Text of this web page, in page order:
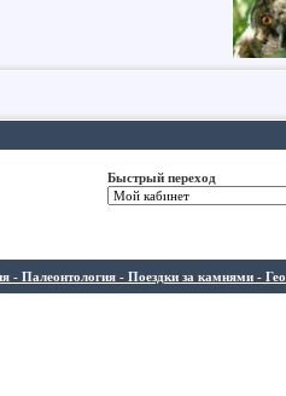
Быстрый переход
- Поездки за камнями -